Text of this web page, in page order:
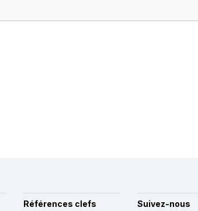
Références clefs Suivez-nous